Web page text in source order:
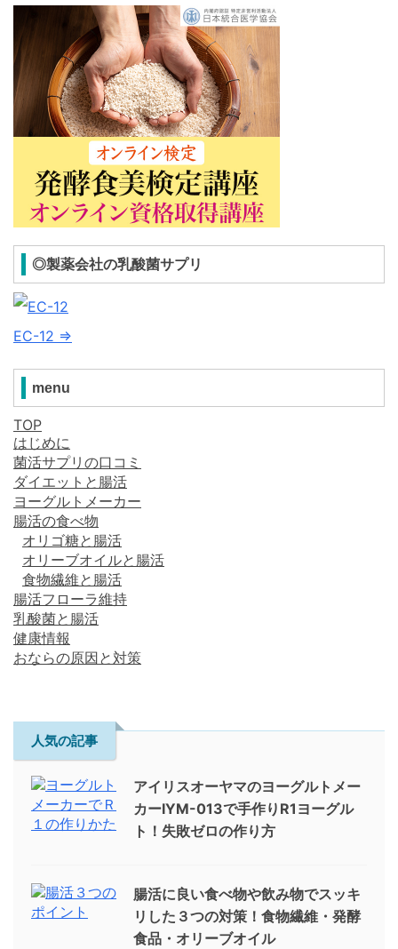
◎製薬会社の乳酸菌サプリ
EC-12 ⇒
menu
TOP
はじめに
菌活サプリの口コミ
ダイエットと腸活
ヨーグルトメーカー
腸活の食べ物
オリゴ糖と腸活
オリーブオイルと腸活
食物繊維と腸活
腸活フローラ維持
乳酸菌と腸活
健康情報
おならの原因と対策
人気の記事
アイリスオーヤマのヨーグルトメー
カーIYM-013で手作りR1ヨーグル
ト！失敗ゼロの作り方
腸活に良い食べ物や飲み物でスッキ
リした３つの対策！食物繊維・発酵
食品・オリーブオイル